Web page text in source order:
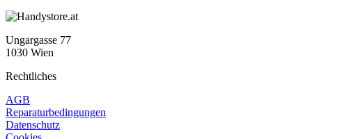
Ungargasse 77
1030 Wien
Rechtliches
AGB
Reparaturbedingungen
Datenschutz